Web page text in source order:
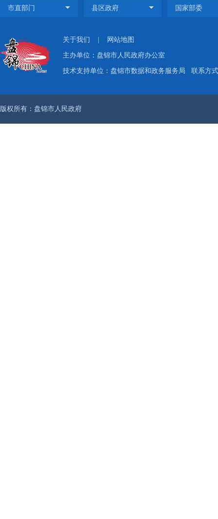
关于我们 网站地图
主办单位：盘锦市人民政府办公室
技术支持单位：盘锦市数据和政务服务局 联系方
版权所有：盘锦市人民政府